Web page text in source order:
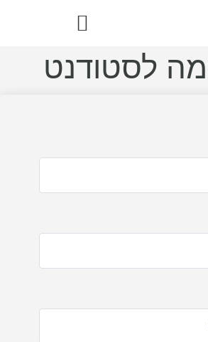
לסטודנט